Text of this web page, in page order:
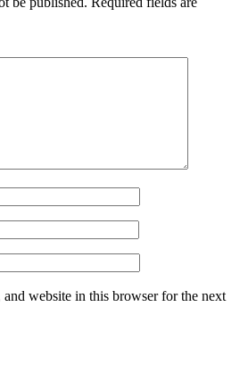
and website in this browser for the next